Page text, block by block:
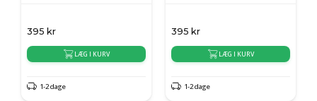
395 kr
LÆG I KURV
1-2 dage
395 kr
LÆG I KURV
1-2 dage